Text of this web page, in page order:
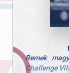
Remek
Challenge